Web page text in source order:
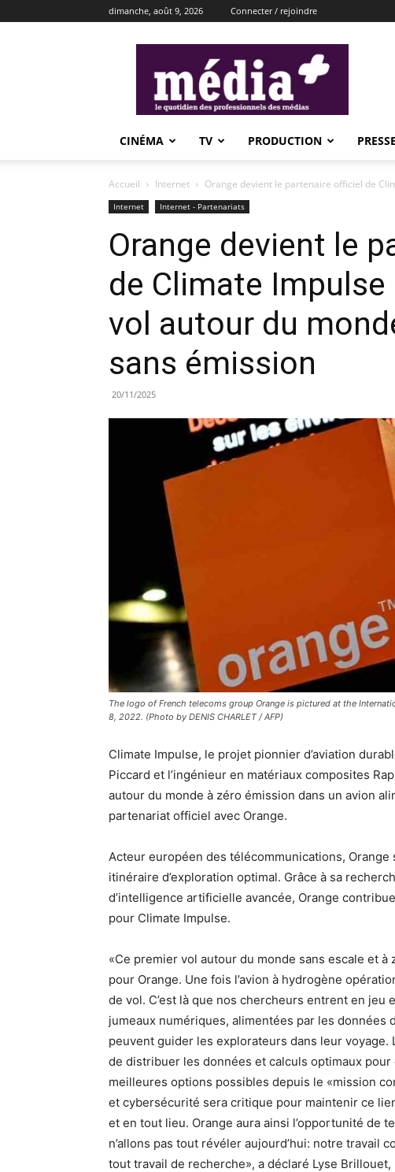
dimanche, août 9, 2026 Connecter / rejoindre
CINÉMA TV PRODUCTION PRESSE
Accueil Internet Orange devient le partenaire officiel de
Internet Internet - Partenariats
Orange devient le
de Climate
vol autour du
sans émission
20/11/2025
The logo of French telecoms group Orange is pictured at the
8, 2022. (Photo by DENIS CHARLET / AFP)
Climate Impulse, le projet pionnier d’aviation
Piccard et l’ingénieur en matériaux composites
autour du monde à zéro émission dans un avion
partenariat officiel avec Orange.
Acteur européen des télécommunications,
itinéraire d’exploration optimal. Grâce à sa
d’intelligence artificielle avancée, Orange
pour Climate Impulse.
«Ce premier vol autour du monde sans escale et
pour Orange. Une fois l’avion à hydrogène
de vol. C’est là que nos chercheurs entrent en jeu
jumeaux numériques, alimentées par les données
peuvent guider les explorateurs dans leur voyage.
de distribuer les données et calculs optimaux
meilleures options possibles depuis le «mission
et cybersécurité sera critique pour maintenir ce
et en tout lieu. Orange aura ainsi l’opportunité de
n’allons pas tout révéler aujourd’hui: notre travail
tout travail de recherche», a déclaré Lyse